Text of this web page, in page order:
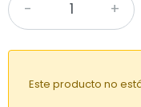
Este producto no